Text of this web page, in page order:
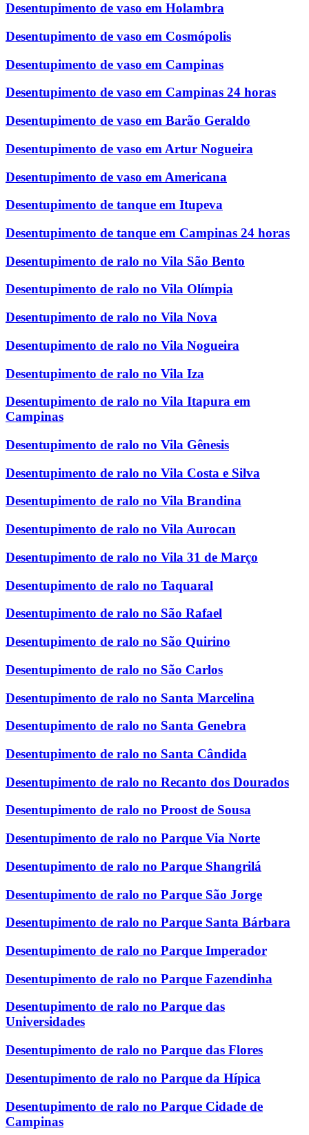
Desentupimento de vaso em Holambra
Desentupimento de vaso em Cosmópolis
Desentupimento de vaso em Campinas
Desentupimento de vaso em Campinas 24 horas
Desentupimento de vaso em Barão Geraldo
Desentupimento de vaso em Artur Nogueira
Desentupimento de vaso em Americana
Desentupimento de tanque em Itupeva
Desentupimento de tanque em Campinas 24 horas
Desentupimento de ralo no Vila São Bento
Desentupimento de ralo no Vila Olímpia
Desentupimento de ralo no Vila Nova
Desentupimento de ralo no Vila Nogueira
Desentupimento de ralo no Vila Iza
Desentupimento de ralo no Vila Itapura em
Campinas
Desentupimento de ralo no Vila Gênesis
Desentupimento de ralo no Vila Costa e Silva
Desentupimento de ralo no Vila Brandina
Desentupimento de ralo no Vila Aurocan
Desentupimento de ralo no Vila 31 de Março
Desentupimento de ralo no Taquaral
Desentupimento de ralo no São Rafael
Desentupimento de ralo no São Quirino
Desentupimento de ralo no São Carlos
Desentupimento de ralo no Santa Marcelina
Desentupimento de ralo no Santa Genebra
Desentupimento de ralo no Santa Cândida
Desentupimento de ralo no Recanto dos Dourados
Desentupimento de ralo no Proost de Sousa
Desentupimento de ralo no Parque Via Norte
Desentupimento de ralo no Parque Shangrilá
Desentupimento de ralo no Parque São Jorge
Desentupimento de ralo no Parque Santa Bárbara
Desentupimento de ralo no Parque Imperador
Desentupimento de ralo no Parque Fazendinha
Desentupimento de ralo no Parque das
Universidades
Desentupimento de ralo no Parque das Flores
Desentupimento de ralo no Parque da Hípica
Desentupimento de ralo no Parque Cidade de
Campinas